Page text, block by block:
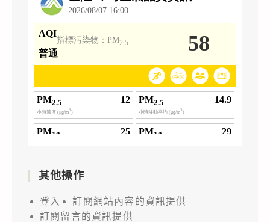
其他操作
登入
訂閱網站內容的資訊提供
訂閱留言的資訊提供